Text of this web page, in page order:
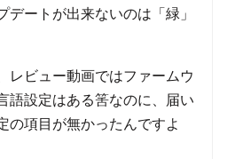
ートが出来ないのは「緑」
レビュー動画ではファームウ
語設定はある筈なのに、届い
の項目が無かったんですよ